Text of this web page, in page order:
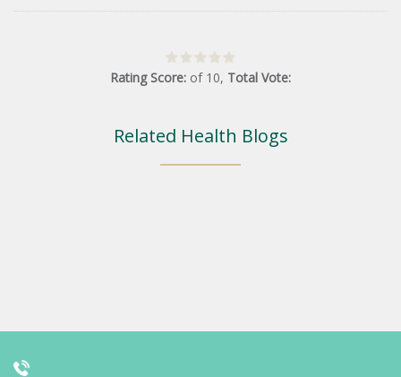
Rating Score: of 10, Total Vote:
Related Health Blogs